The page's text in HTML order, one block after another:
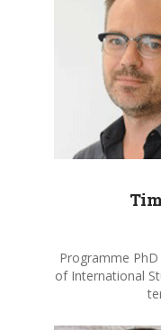
Programme PhD
of International